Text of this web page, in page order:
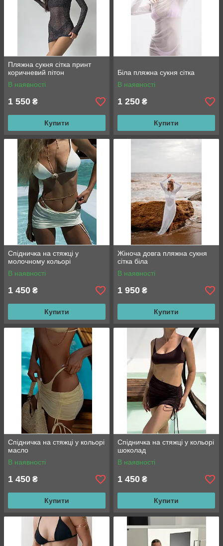
Пляжна сукня сітка принт
коричневий пітон
В наявності
1 550 ₴
Купити
Біла пляжна сукня сітка
В наявності
1 250 ₴
Купити
Cпідничка на стяжці у
молочному кольорі
В наявності
1 450 ₴
Купити
Жіноча довга пляжна сукня
сітка біла
В наявності
1 950 ₴
Купити
Cпідничка на стяжці у кольорі
масло
В наявності
1 450 ₴
Купити
Cпідничка на стяжці у кольорі
шоколад
В наявності
1 450 ₴
Купити